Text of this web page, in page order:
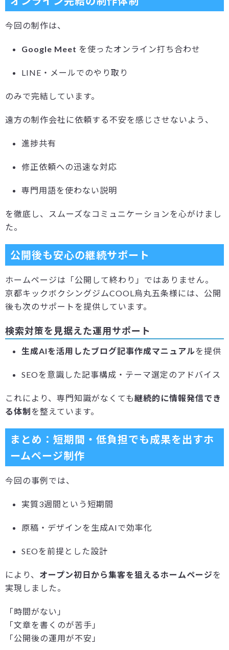
今回の制作は、
Google Meet を使ったオンライン打ち合わせ
LINE・メールでのやり取り
のみで完結しています。
遠方の制作会社に依頼する不安を感じさせないよう、
進捗共有
修正依頼への迅速な対応
専門用語を使わない説明
を徹底し、スムーズなコミュニケーションを心がけまし
た。
公開後も安心の継続サポート
ホームページは「公開して終わり」ではありません。
京都キックボクシングジムCOOL烏丸五条様には、公開
後も次のサポートを提供しています。
検索対策を見据えた運用サポート
生成AIを活用したブログ記事作成マニュアル を提供
SEOを意識した記事構成・テーマ選定のアドバイス
これにより、専門知識がなくても継続的に情報発信でき
る体制 を整えています。
まとめ：短期間・低負担でも成果を出すホ
ームページ制作
今回の事例では、
実質3週間という短期間
原稿・デザインを生成AIで効率化
SEOを前提とした設計
により、 オープン初日から集客を狙えるホームページを
実現しました。
「時間がない」
「文章を書くのが苦手」
「公開後の運用が不安」